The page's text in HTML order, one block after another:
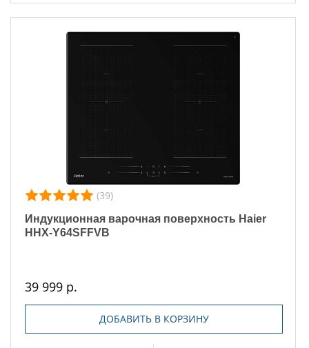
(39)
Индукционная варочная поверхность Haier
HHX-Y64SFFVB
39 999 р.
ДОБАВИТЬ В КОРЗИНУ